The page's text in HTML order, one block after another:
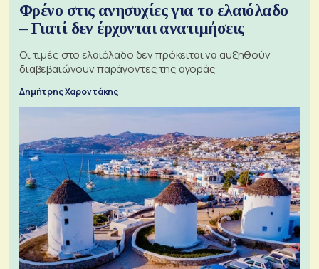
Φρένο στις ανησυχίες για το ελαιόλαδο
– Γιατί δεν έρχονται ανατιμήσεις
Οι τιμές στο ελαιόλαδο δεν πρόκειται να αυξηθούν
διαβεβαιώνουν παράγοντες της αγοράς
Δημήτρης Χαροντάκης